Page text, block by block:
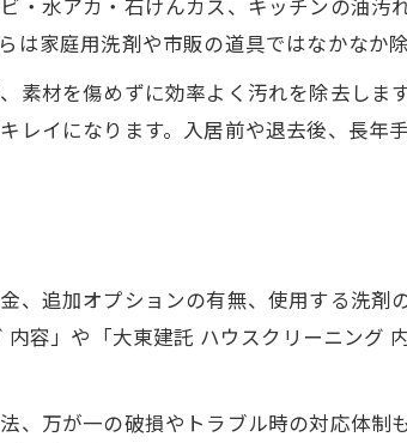
リーニング内容とサービス品質の見分け
ウスクリーニング依頼に必要な準備
は家庭用洗剤や市販の道具ではなかなか
素材を傷めずに効率よく汚れを除去しま
レイになります。入居前や退去後、長年
、追加オプションの有無、使用する洗
容」や「大東建託 ハウスクリーニング
、万が一の破損やトラブル時の対応体制